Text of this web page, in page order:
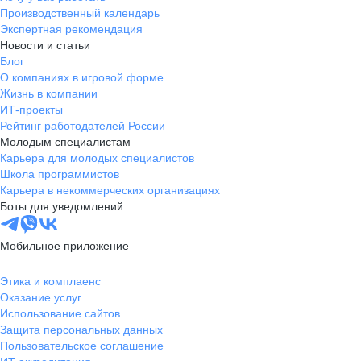
Производственный календарь
Экспертная рекомендация
Новости и статьи
Блог
О компаниях в игровой форме
Жизнь в компании
ИТ-проекты
Рейтинг работодателей России
Молодым специалистам
Карьера для молодых специалистов
Школа программистов
Карьера в некоммерческих организациях
Боты для уведомлений
Мобильное приложение
Этика и комплаенс
Оказание услуг
Использование сайтов
Защита персональных данных
Пользовательское соглашение